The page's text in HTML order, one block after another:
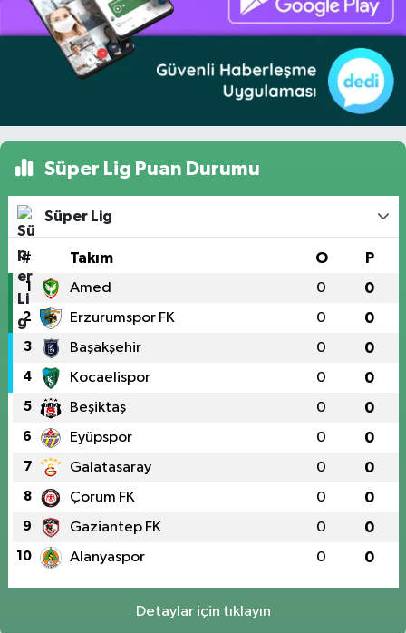
Süper Lig Puan Durumu
Süper Lig
# Takım O P
1 Amed 0 0
2 Erzurumspor FK 0 0
3 Başakşehir 0 0
4 Kocaelispor 0 0
5 Beşiktaş 0 0
6 Eyüpspor 0 0
7 Galatasaray 0 0
8 Çorum FK 0 0
9 Gaziantep FK 0 0
10 Alanyaspor 0 0
Detaylar için tıklayın